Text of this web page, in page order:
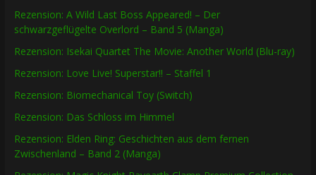
Rezension: A Wild Last Boss Appeared! – Der
schwarzgeflügelte Overlord – Band 5 (Manga)
Rezension: Isekai Quartet The Movie: Another World (Blu-ray)
Rezension: Love Live! Superstar!! – Staffel 1
Rezension: Biomechanical Toy (Switch)
Rezension: Das Schloss im Himmel
Rezension: Elden Ring: Geschichten aus dem fernen
Zwischenland – Band 2 (Manga)